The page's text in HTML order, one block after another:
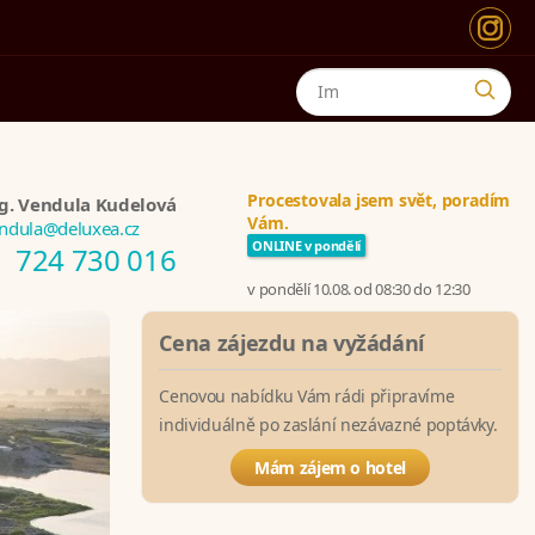
Vendula Kudelová
724 730 016
Procestovala jsem svět, poradím
Vám.
ONLINE v pondělí
v pondělí 10.08. od 08:30 do 12:30
Cena zájezdu na vyžádání
Cenovou nabídku Vám rádi připravíme
individuálně po zaslání nezávazné poptávky.
Mám zájem o hotel